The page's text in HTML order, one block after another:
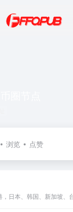
浏览 点赞